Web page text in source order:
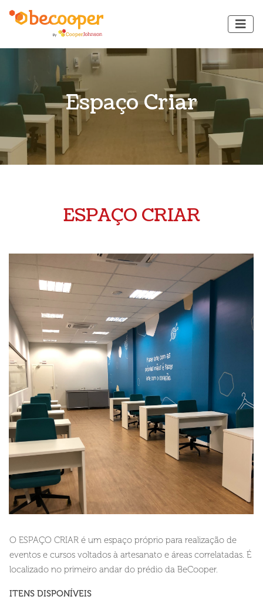
Espaço Criar
ESPAÇO CRIAR
O ESPAÇO CRIAR é um espaço próprio para realização de
eventos e cursos voltados à artesanato e áreas correlatadas. É
localizado no primeiro andar do prédio da BeCooper.
ITENS DISPONÍVEIS